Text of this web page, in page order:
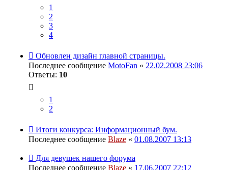
1
2
3
4
Обновлен дизайн главной страницы.
Последнее сообщение MotoFan « 22.02.2008 23:06
Ответы: 10
1
2
Итоги конкурса: Информационный бум.
Последнее сообщение Blaze « 01.08.2007 13:13
Для девушек нашего форума
Последнее сообщение Blaze « 17.06.2007 22:12